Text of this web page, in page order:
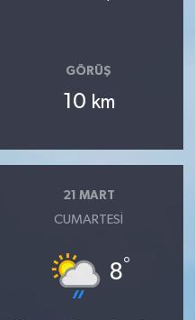
GÖRÜŞ
10 km
21 MART
CUMARTESI
8°